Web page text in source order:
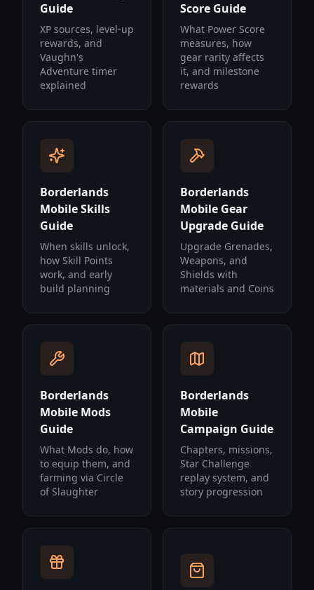
Guide
XP sources, level-up
rewards, and
Vaughn's
Adventure timer
explained
Score Guide
What Power Score
measures, how
gear rarity affects
it, and milestone
rewards
Borderlands
Mobile Skills
Guide
When skills unlock,
how Skill Points
work, and early
build planning
Borderlands
Mobile Gear
Upgrade Guide
Upgrade Grenades,
Weapons, and
Shields with
materials and Coins
Borderlands
Mobile Mods
Guide
What Mods do, how
to equip them, and
farming via Circle
of Slaughter
Borderlands
Mobile
Campaign Guide
Chapters, missions,
Star Challenge
replay system, and
story progression